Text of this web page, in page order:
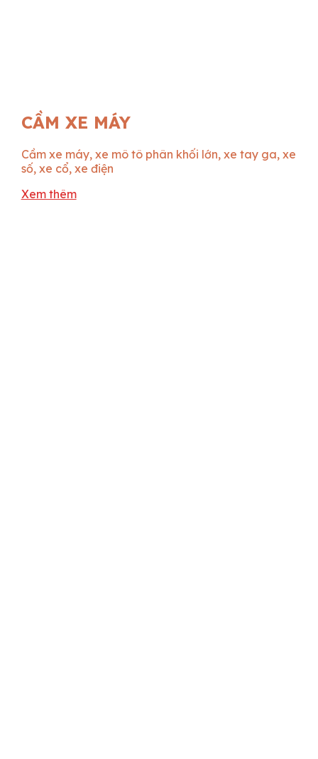
CẦM XE MÁY
Cầm xe máy, xe mô tô phân khối lớn, xe tay ga, xe
số, xe cổ, xe điện
Xem thêm